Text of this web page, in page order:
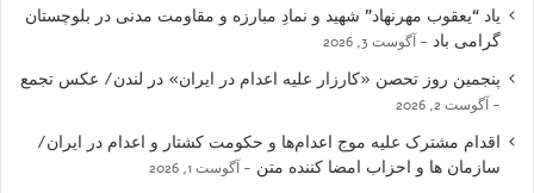
یاد “یعقوب مهرنهاد” شهید و نمادِ مبارزه و مقاومت مدنی در بلوچستان
گرامی باد
آگوست 3, 2026
پنجمین روز تحصن «کارزار علیه اعدام در ایران» در لندن/ عکس تجمع
آگوست 2, 2026
اقدام مشترک علیه موج اعدام‌ها و حکومت کشتار و اعدام در ایران/
سازمان ها و احزاب امضا کننده متن
آگوست 1, 2026